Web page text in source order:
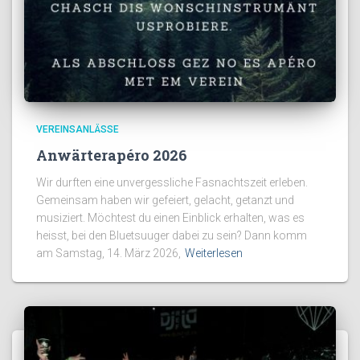
VEREINSANLÄSSE
Anwärterapéro 2026
Wir durften eine unvergessliche Fasnachtszeit erleben.
Gemeinsam haben wir gefeiert, gelacht, getanzt und
musiziert. Möchtest du einen Einblick erhalten, was es
heisst, bei den Bluetsuuger dabei zu sein? Dann komm
am Samstag, 14. März 2026, Weiterlesen